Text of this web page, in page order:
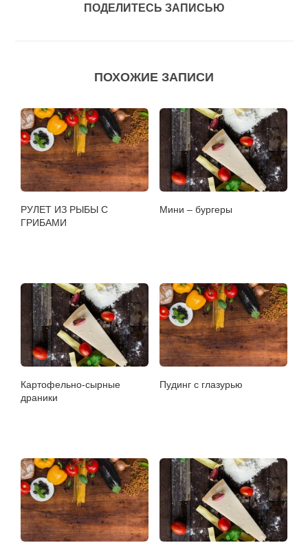
ПОДЕЛИТЕСЬ ЗАПИСЬЮ
ПОХОЖИЕ ЗАПИСИ
РУЛЕТ ИЗ РЫБЫ С
ГРИБАМИ
Мини – бургеры
Картофельно-сырные
драники
Пудинг с глазурью